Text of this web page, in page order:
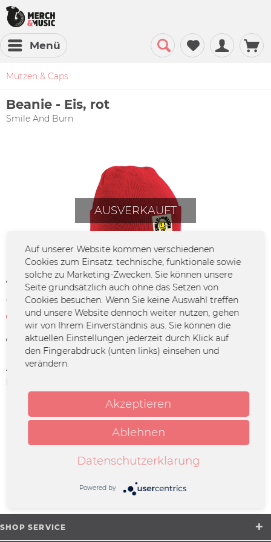
Menü
Mützen & Caps
Beanie - Eis, rot
Smile And Burn
AUSVERKAUFT
19,99 € *
*inkl. MwSt.zzgl. Versandkosten
Zur Zeit leider nicht verfügbar
Merken
Artikel-Nr.:
Herstellerinfo:
Friedrich-Ebert-Straße 7 | 48153
Münster |
support@merchcowboy.com
Beschreibung
Könnte Dich ebenfalls interessieren
SHOP SERVICE
Auf unserer Website kommen verschiedenen
Cookies zum Einsatz: technische, funktionale sowie
solche zu Marketing-Zwecken. Sie können unsere
Seite grundsätzlich auch ohne das Setzen von
Cookies besuchen. Wenn Sie keine Auswahl treffen
und unsere Website dennoch weiter nutzen, gehen
wir von Ihrem Einverständnis aus. Sie können die
aktuellen Einstellungen jederzeit durch Klick auf
den Fingerabdruck (unten links) einsehen und
verändern.
Akzeptieren
Ablehnen
Datenschutzerklärung
Powered by